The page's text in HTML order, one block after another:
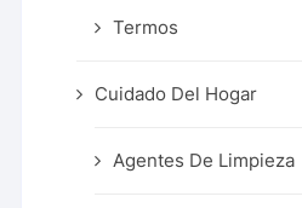
Termos
Cuidado Del Hogar
Agentes De Limpieza